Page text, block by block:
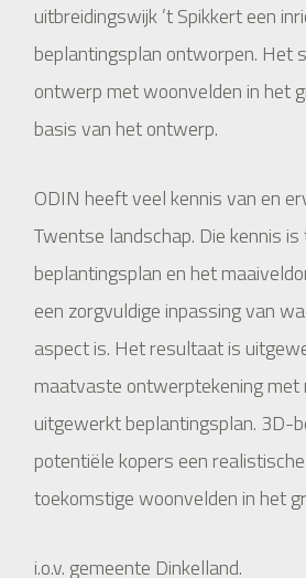
uitbreidingswijk ’t Spikkert een
beplantingsplan ontworpen. Het
ontwerp met woonvelden in het
basis van het ontwerp.
ODIN heeft veel kennis van en
Twentse landschap. Die kennis
beplantingsplan en het
een zorgvuldige inpassing van
aspect is. Het resultaat is
maatvaste ontwerptekening met
uitgewerkt beplantingsplan. 3D-
potentiële kopers een
toekomstige woonvelden in het
i.o.v. gemeente Dinkelland.